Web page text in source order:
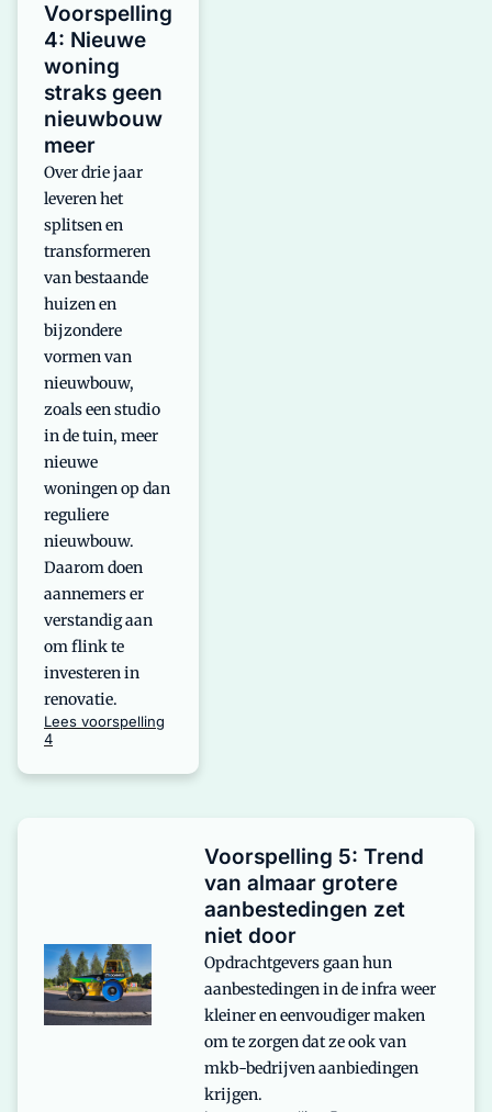
Voorspelling
4: Nieuwe
woning
straks geen
nieuwbouw
meer
Over drie jaar
leveren het
splitsen en
transformeren
van bestaande
huizen en
bijzondere
vormen van
nieuwbouw,
zoals een studio
in de tuin, meer
nieuwe
woningen op dan
reguliere
nieuwbouw.
Daarom doen
aannemers er
verstandig aan
om flink te
investeren in
renovatie.
Lees voorspelling
4
Voorspelling 5: Trend
van almaar grotere
aanbestedingen zet
niet door
Opdrachtgevers gaan hun
aanbestedingen in de infra weer
kleiner en eenvoudiger maken
om te zorgen dat ze ook van
mkb-bedrijven aanbiedingen
krijgen.